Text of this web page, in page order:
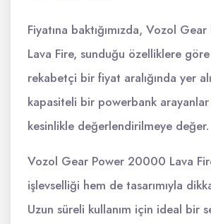
Fiyatına baktığımızda, Vozol
Lava Fire, sunduğu özelliklere
rekabetçi bir fiyat aralığında yer
kapasiteli bir powerbank
kesinlikle değerlendirilmeye değer.
Vozol Gear Power 20000 Lava
işlevselliği hem de tasarımıyla
Uzun süreli kullanım için ideal bir